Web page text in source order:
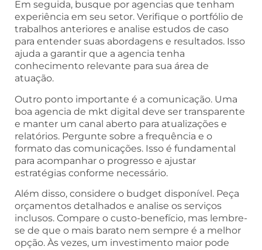
Em seguida, busque por agencias que tenham
experiência em seu setor. Verifique o portfólio de
trabalhos anteriores e analise estudos de caso
para entender suas abordagens e resultados. Isso
ajuda a garantir que a agencia tenha
conhecimento relevante para sua área de
atuação.
Outro ponto importante é a comunicação. Uma
boa agencia de mkt digital deve ser transparente
e manter um canal aberto para atualizações e
relatórios. Pergunte sobre a frequência e o
formato das comunicações. Isso é fundamental
para acompanhar o progresso e ajustar
estratégias conforme necessário.
Além disso, considere o budget disponível. Peça
orçamentos detalhados e analise os serviços
inclusos. Compare o custo-benefício, mas lembre-
se de que o mais barato nem sempre é a melhor
opção. Às vezes, um investimento maior pode